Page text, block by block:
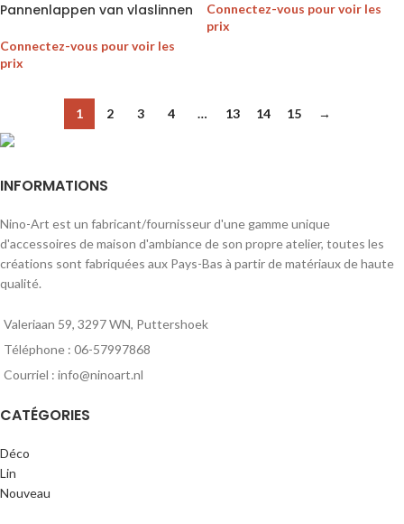
Pannenlappen van vlaslinnen
Connectez-vous pour voir les
prix
Connectez-vous pour voir les
prix
1 2 3 4 … 13 14 15 →
INFORMATIONS
Nino-Art est un fabricant/fournisseur d'une gamme unique
d'accessoires de maison d'ambiance de son propre atelier, toutes les
créations sont fabriquées aux Pays-Bas à partir de matériaux de haute
qualité.
Valeriaan 59, 3297 WN, Puttershoek
Téléphone : 06-57997868
Courriel : info@ninoart.nl
CATÉGORIES
Déco
Lin
Nouveau